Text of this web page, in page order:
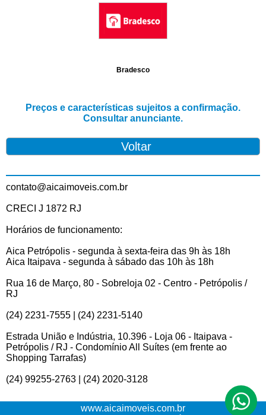
Bradesco
Preços e características sujeitos a confirmação.
Consultar anunciante.
contato@aicaimoveis.com.br
CRECI J 1872 RJ
Horários de funcionamento:
Aica Petrópolis - segunda à sexta-feira das 9h às 18h
Aica Itaipava - segunda à sábado das 10h às 18h
Rua 16 de Março, 80 - Sobreloja 02 - Centro - Petrópolis /
RJ
(24) 2231-7555 | (24) 2231-5140
Estrada União e Indústria, 10.396 - Loja 06 - Itaipava -
Petrópolis / RJ - Condomínio All Suítes (em frente ao
Shopping Tarrafas)
(24) 99255-2763 | (24) 2020-3128
www.aicaimoveis.com.br